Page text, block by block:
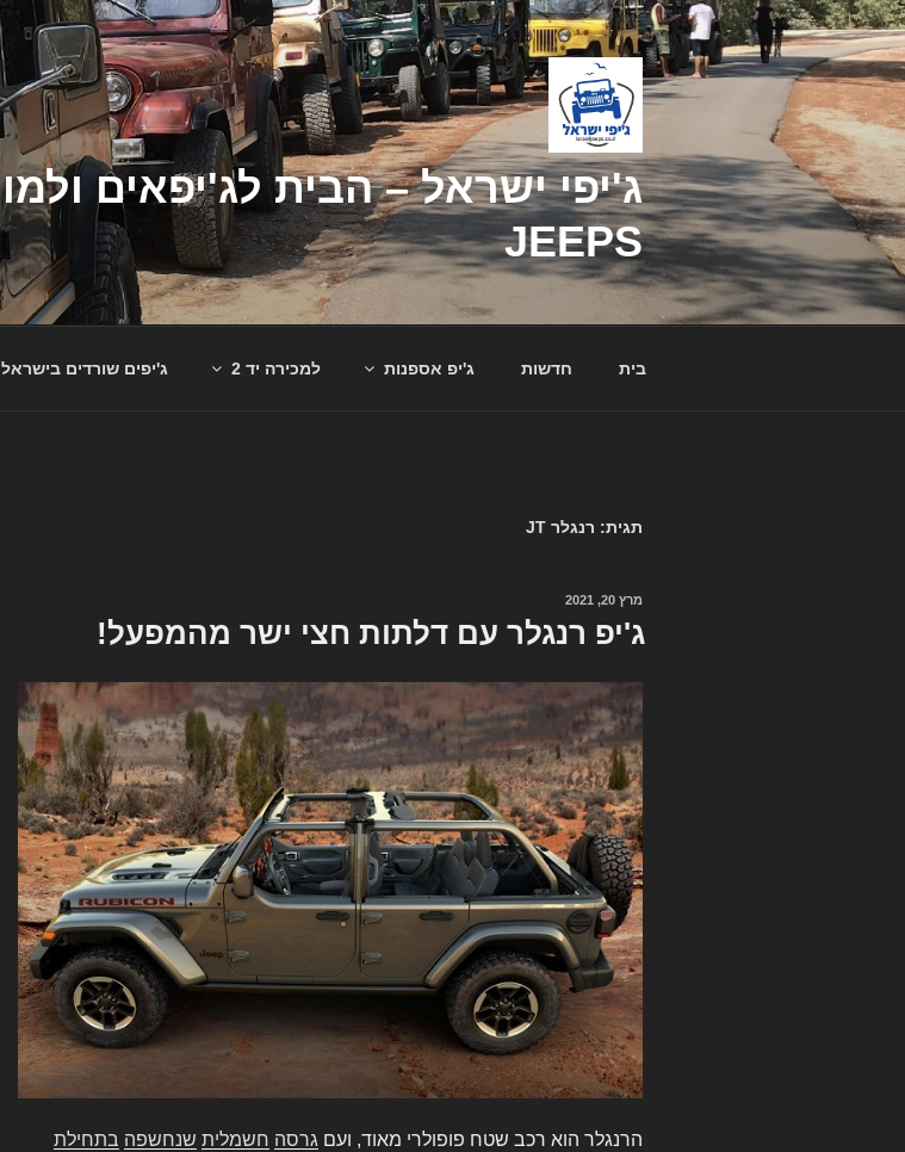
דילוג
לתוכן
JEEPS
בית חדשות ג'יפ אספנות למכירה יד 2 ג'יפים שורדים בישראל
תגית: רנגלר JT
פורסם
מרץ 20, 2021
ג'יפ רנגלר עם דלתות חצי ישר מהמפעל!
הרנגלר הוא רכב שטח פופולרי מאוד, ועם גרסה חשמלית שנחשפה בתחילת